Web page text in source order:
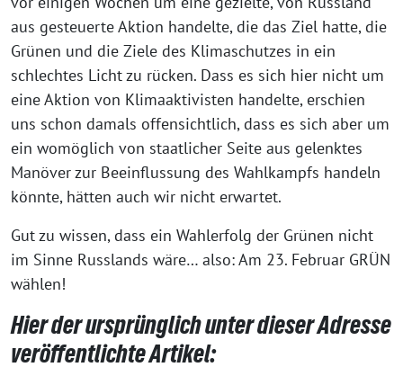
aus gesteuerte Aktion handelte, die das Ziel hatte, die
Grünen und die Ziele des Klimaschutzes in ein
schlechtes Licht zu rücken. Dass es sich hier nicht um
eine Aktion von Klimaaktivisten handelte, erschien
uns schon damals offensichtlich, dass es sich aber um
ein womöglich von staatlicher Seite aus gelenktes
Manöver zur Beeinflussung des Wahlkampfs handeln
könnte, hätten auch wir nicht erwartet.
Gut zu wissen, dass ein Wahlerfolg der Grünen nicht
im Sinne Russlands wäre… also: Am 23. Februar GRÜN
wählen!
Hier der ursprünglich unter dieser Adresse
veröffentlichte Artikel: